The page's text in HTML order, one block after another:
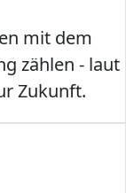
mit dem
zählen - laut
Zukunft.